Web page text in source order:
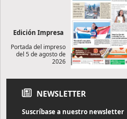
Edición Impresa
Portada del impreso
del 5 de agosto de
2026
NEWSLETTER
Suscríbase a nuestro newsletter